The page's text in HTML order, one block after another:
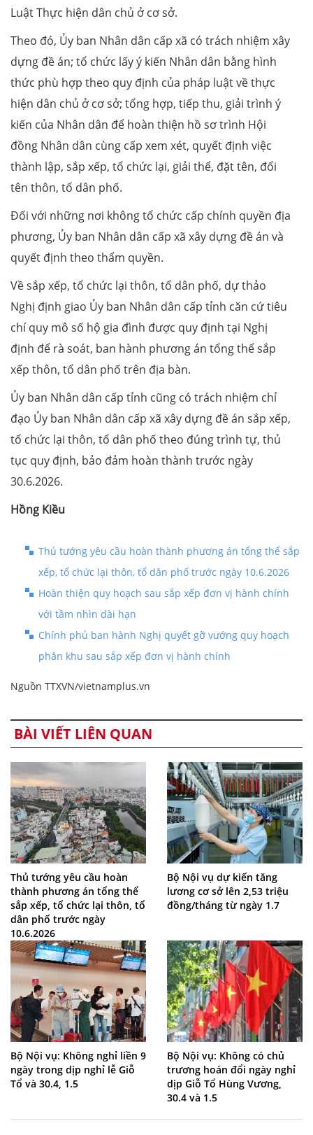
Luật Thực hiện dân chủ ở cơ sở.
Theo đó, Ủy ban Nhân dân cấp xã có trách nhiệm xây
dựng đề án; tổ chức lấy ý kiến Nhân dân bằng hình
thức phù hợp theo quy định của pháp luật về thực
hiện dân chủ ở cơ sở; tổng hợp, tiếp thu, giải trình ý
kiến của Nhân dân để hoàn thiện hồ sơ trình Hội
đồng Nhân dân cùng cấp xem xét, quyết định việc
thành lập, sắp xếp, tổ chức lại, giải thể, đặt tên, đổi
tên thôn, tổ dân phố.
Đối với những nơi không tổ chức cấp chính quyền địa
phương, Ủy ban Nhân dân cấp xã xây dựng đề án và
quyết định theo thẩm quyền.
Về sắp xếp, tổ chức lại thôn, tổ dân phố, dự thảo
Nghị định giao Ủy ban Nhân dân cấp tỉnh căn cứ tiêu
chí quy mô số hộ gia đình được quy định tại Nghị
định để rà soát, ban hành phương án tổng thể sắp
xếp thôn, tổ dân phố trên địa bàn.
Ủy ban Nhân dân cấp tỉnh cũng có trách nhiệm chỉ
đạo Ủy ban Nhân dân cấp xã xây dựng đề án sắp xếp,
tổ chức lại thôn, tổ dân phố theo đúng trình tự, thủ
tục quy định, bảo đảm hoàn thành trước ngày
30.6.2026.
Hồng Kiều
Thủ tướng yêu cầu hoàn thành phương án tổng thể sắp
xếp, tổ chức lại thôn, tổ dân phố trước ngày 10.6.2026
Hoàn thiện quy hoạch sau sắp xếp đơn vị hành chính
với tầm nhìn dài hạn
Chính phủ ban hành Nghị quyết gỡ vướng quy hoạch
phân khu sau sắp xếp đơn vị hành chính
Nguồn TTXVN/vietnamplus.vn
BÀI VIẾT LIÊN QUAN
Thủ tướng yêu cầu hoàn
thành phương án tổng thể
sắp xếp, tổ chức lại thôn, tổ
dân phố trước ngày
10.6.2026
Bộ Nội vụ dự kiến tăng
lương cơ sở lên 2,53 triệu
đồng/tháng từ ngày 1.7
Bộ Nội vụ: Không nghỉ liền 9
ngày trong dịp nghỉ lễ Giỗ
Tổ và 30.4, 1.5
Bộ Nội vụ: Không có chủ
trương hoán đổi ngày nghỉ
dịp Giỗ Tổ Hùng Vương,
30.4 và 1.5